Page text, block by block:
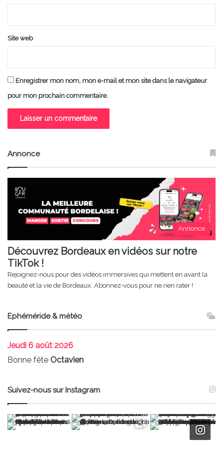
Site web
Enregistrer mon nom, mon e-mail et mon site dans le navigateur
pour mon prochain commentaire.
Annonce
Annonce
Découvrez Bordeaux en vidéos sur notre
TikTok !
Rejoignez-nous pour des vidéos immersives qui mettent en avant la
beauté et la vie de Bordeaux. Abonnez-vous pour ne rien rater !
Ephéméride & météo
Jeudi 6 août 2026
Bonne fête Octavien
Suivez-nous sur Instagram